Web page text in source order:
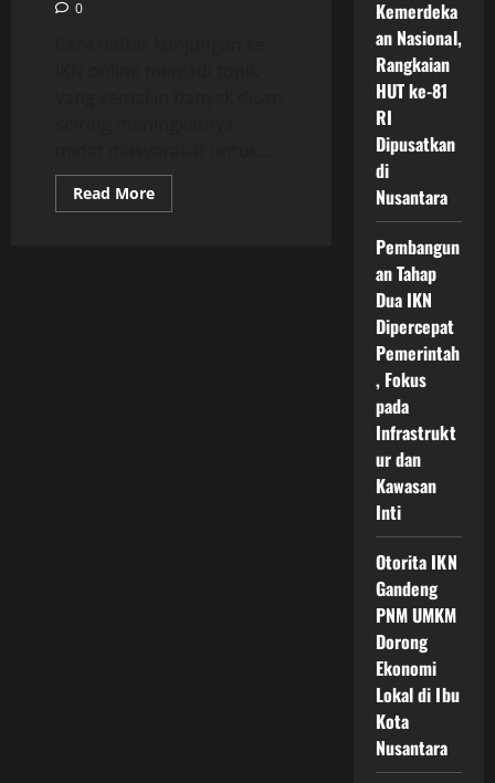
0
Read MoreRead
more
Kemerdeka
an Nasional,
Rangkaian
HUT ke-81
RI
Dipusatkan
di
Nusantara
Pembangun
an Tahap
Dua IKN
Dipercepat
Pemerintah
, Fokus
pada
Infrastrukt
ur dan
Kawasan
Inti
Otorita IKN
Gandeng
PNM UMKM
Dorong
Ekonomi
Lokal di Ibu
Kota
Nusantara